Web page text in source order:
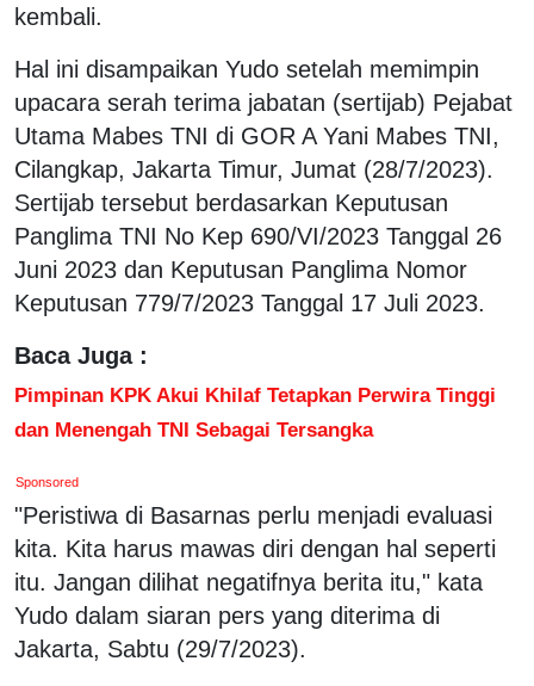
kembali.
Hal ini disampaikan Yudo setelah memimpin
upacara serah terima jabatan (sertijab) Pejabat
Utama Mabes TNI di GOR A Yani Mabes TNI,
Cilangkap, Jakarta Timur, Jumat (28/7/2023).
Sertijab tersebut berdasarkan Keputusan
Panglima TNI No Kep 690/VI/2023 Tanggal 26
Juni 2023 dan Keputusan Panglima Nomor
Keputusan 779/7/2023 Tanggal 17 Juli 2023.
Baca Juga :
Pimpinan KPK Akui Khilaf Tetapkan Perwira Tinggi
dan Menengah TNI Sebagai Tersangka
Sponsored
"Peristiwa di Basarnas perlu menjadi evaluasi
kita. Kita harus mawas diri dengan hal seperti
itu. Jangan dilihat negatifnya berita itu," kata
Yudo dalam siaran pers yang diterima di
Jakarta, Sabtu (29/7/2023).